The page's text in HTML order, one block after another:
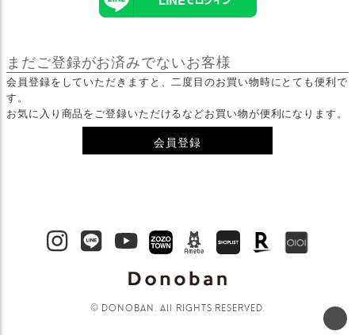
まだご登録がお済みでないお客様
会員登録をしていただきますと、二度目のお買い物時にとても便利で
す。
お気に入り商品をご登録いただけるなどお買い物が便利になります。
会員登録
© DONOBAN. All RIGHTS RESERVED.